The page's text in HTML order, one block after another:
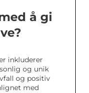
å gi
inkluderer
og unik
og positiv
med